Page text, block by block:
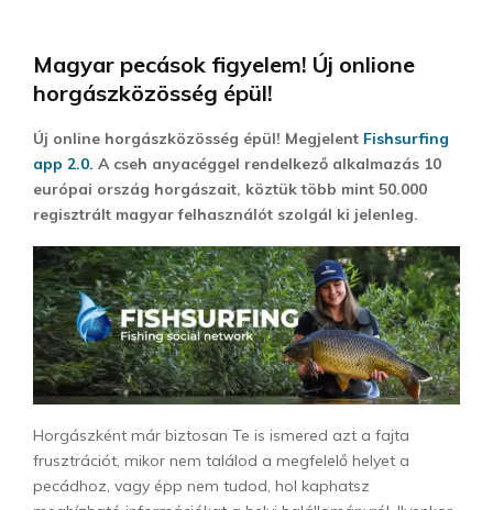
Magyar pecások figyelem! Új onlione
horgászközösség épül!
Új online horgászközösség épül! Megjelent Fishsurfing
app 2.0. A cseh anyacéggel rendelkező alkalmazás 10
európai ország horgászait, köztük több mint 50.000
regisztrált magyar felhasználót szolgál ki jelenleg.
Horgászként már biztosan Te is ismered azt a fajta
frusztrációt, mikor nem találod a megfelelő helyet a
pecádhoz, vagy épp nem tudod, hol kaphatsz